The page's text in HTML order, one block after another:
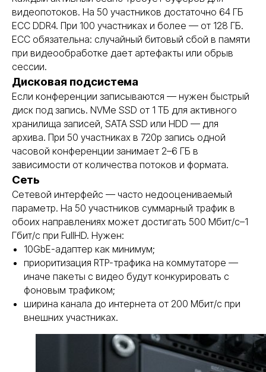
видеопотоков. На 50 участников достаточно 64 ГБ
ECC DDR4. При 100 участниках и более — от 128 ГБ.
ECC обязательна: случайный битовый сбой в памяти
при видеообработке дает артефакты или обрыв
сессии.
Дисковая подсистема
Если конференции записываются — нужен быстрый
диск под запись. NVMe SSD от 1 ТБ для активного
хранилища записей, SATA SSD или HDD — для
архива. При 50 участниках в 720p запись одной
часовой конференции занимает 2–6 ГБ в
зависимости от количества потоков и формата.
Сеть
Сетевой интерфейс — часто недооцениваемый
параметр. На 50 участников суммарный трафик в
обоих направлениях может достигать 500 Мбит/с–1
Гбит/с при FullHD. Нужен:
10GbE-адаптер как минимум;
приоритизация RTP-трафика на коммутаторе —
иначе пакеты с видео будут конкурировать с
фоновым трафиком;
ширина канала до интернета от 200 Мбит/с при
внешних участниках.